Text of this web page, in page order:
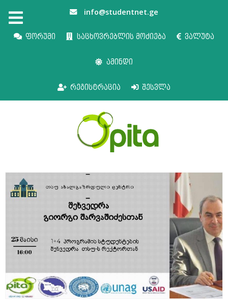
info@studentnet.ge
ფორუმი საცხოვრებლის მოძიება ვალუტა
ამინდი
რეგისტრაცია შესვლა